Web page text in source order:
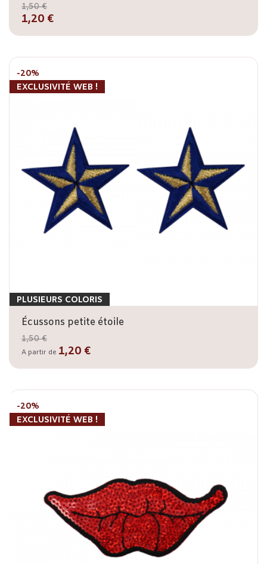
1,50 €
1,20 €
PLUSIEURS COLORIS
Écussons petite étoile
1,50 €
-20%
EXCLUSIVITÉ WEB !
A partir de 1,20 €
-20%
EXCLUSIVITÉ WEB !